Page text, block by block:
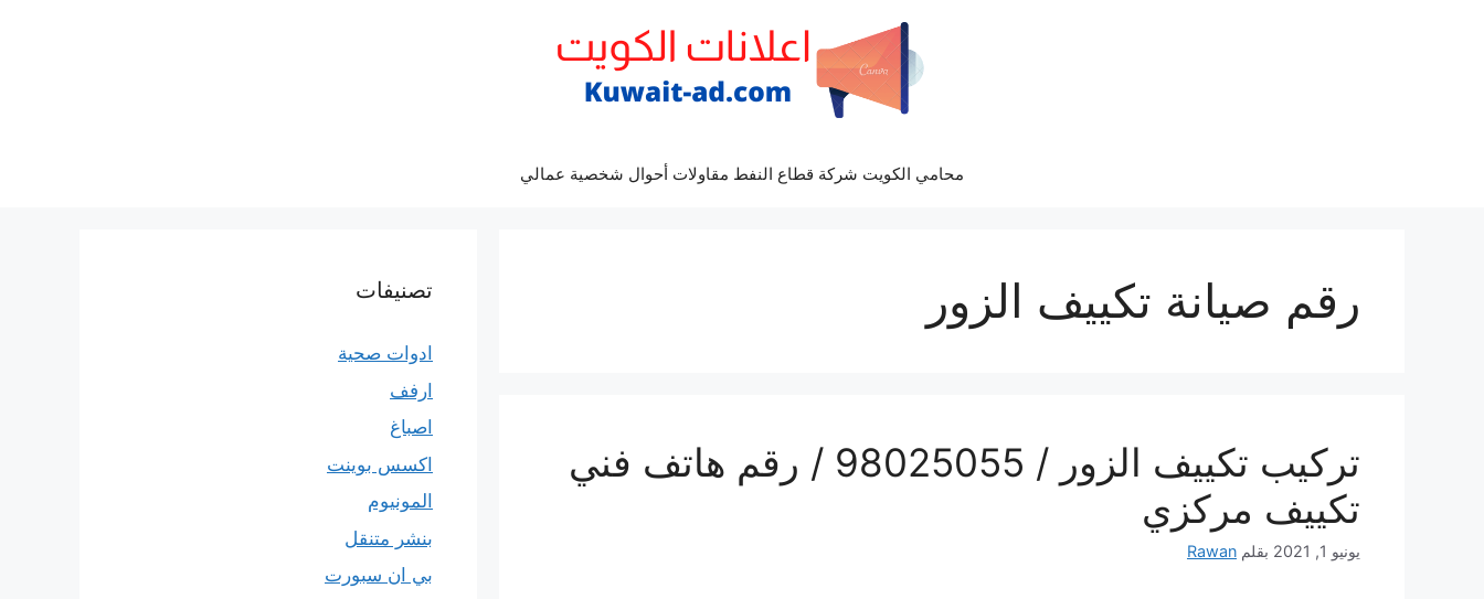
محامي الكويت شركة قطاع النفط مقاولات أحوال شخصية عمالي
رقم صيانة تكييف الزور
تركيب تكييف الزور / 98025055 / رقم هاتف فني
تكييف مركزي
يونيو 1, 2021 بقلم Rawan
تصنيفات
ادوات صحية
ارفف
اصباغ
اكسس بوينت
المونيوم
بنشر متنقل
بي ان سبورت